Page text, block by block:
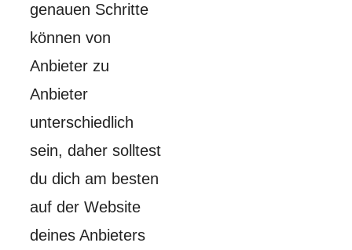
genauen Schritte
können von
Anbieter zu
Anbieter
unterschiedlich
sein, daher solltest
du dich am besten
auf der Website
deines Anbieters